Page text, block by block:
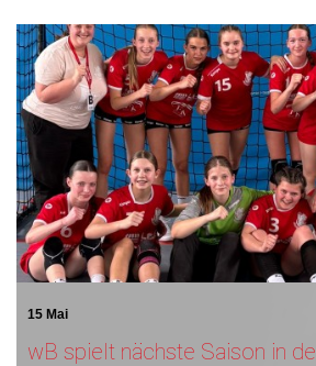
15 Mai
wB spielt nächste Saison in